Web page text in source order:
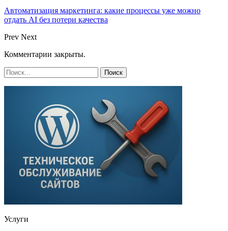
Автоматизация маркетинга: какие процессы уже можно
отдать AI без потери качества
Prev Next
Комментарии закрыты.
Услуги